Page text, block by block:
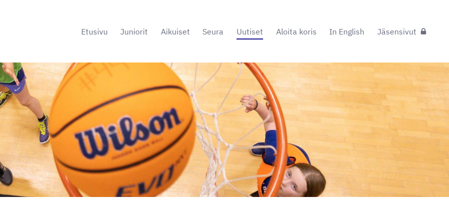
Etusivu Juniorit Aikuiset Seura Uutiset Aloita koris In English Jäsensivut